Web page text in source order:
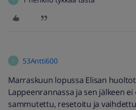
5 53Antti600
Marraskuun lopussa Elisan
Lappeenrannassa ja sen jälkeen
sammutettu, resetoitu ja